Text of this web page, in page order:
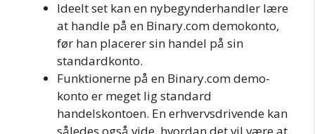
Ideelt set kan en nybegynderhandler lære
at handle på en Binary.com demokonto,
før han placerer sin handel på sin
standardkonto.
Funktionerne på en Binary.com demo-
konto er meget lig standard
handelskontoen. En erhvervsdrivende kan